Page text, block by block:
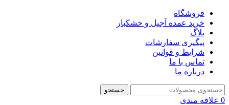
فروشگاه
خرید عمده آجیل و خشکبار
بلاگ
پیگیری سفارشات
شرایط و قوانین
تماس با ما
درباره ما
جستجو
0 علاقه مندی